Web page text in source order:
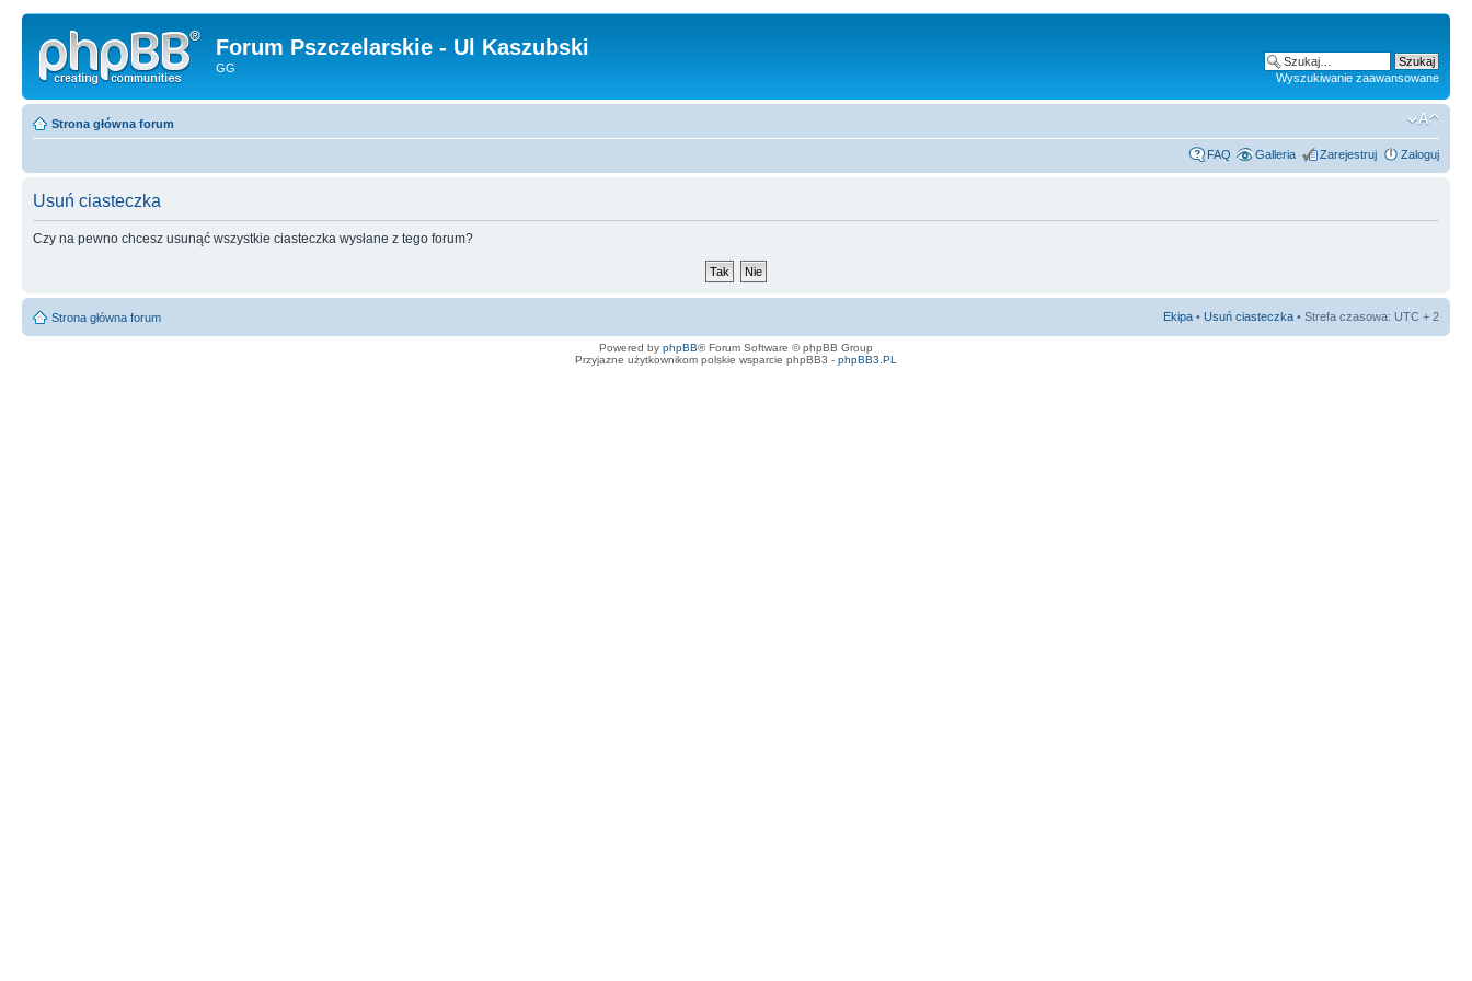
Forum Pszczelarskie - Ul Kaszubski
GG
Wyszukiwanie zaawansowane
Strona główna forum
FAQ Galleria Zarejestruj Zaloguj
Usuń ciasteczka
Czy na pewno chcesz usunąć wszystkie ciasteczka wysłane z tego forum?
Strona główna forum Ekipa • Usuń ciasteczka • Strefa czasowa: UTC + 2
Powered by phpBB® Forum Software © phpBB Group
Przyjazne użytkownikom polskie wsparcie phpBB3 - phpBB3.PL